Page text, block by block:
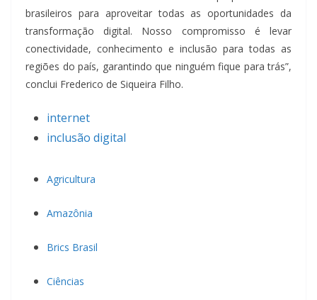
brasileiros para aproveitar todas as oportunidades da
transformação digital. Nosso compromisso é levar
conectividade, conhecimento e inclusão para todas as
regiões do país, garantindo que ninguém fique para trás”,
conclui Frederico de Siqueira Filho.
internet
inclusão digital
Agricultura
Amazônia
Brics Brasil
Ciências